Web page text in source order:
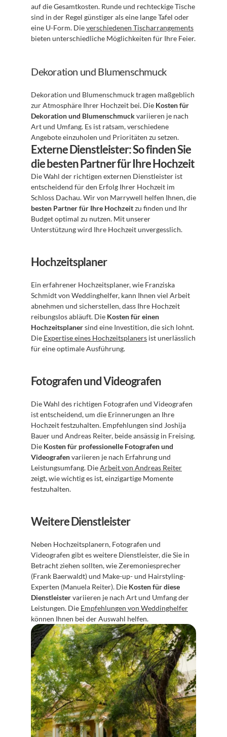
auf die Gesamtkosten. Runde und rechteckige Tische
sind in der Regel günstiger als eine lange Tafel oder
eine U-Form. Die verschiedenen Tischarrangements
bieten unterschiedliche Möglichkeiten für Ihre Feier.
Dekoration und Blumenschmuck
Dekoration und Blumenschmuck tragen maßgeblich
zur Atmosphäre Ihrer Hochzeit bei. Die Kosten für
Dekoration und Blumenschmuck variieren je nach
Art und Umfang. Es ist ratsam, verschiedene
Angebote einzuholen und Prioritäten zu setzen.
Externe Dienstleister: So finden Sie
die besten Partner für Ihre Hochzeit
Die Wahl der richtigen externen Dienstleister ist
entscheidend für den Erfolg Ihrer Hochzeit im
besten Partner für Ihre Hochzeit zu finden und Ihr
Budget optimal zu nutzen. Mit unserer
Unterstützung wird Ihre Hochzeit unvergesslich.
Hochzeitsplaner
Ein erfahrener Hochzeitsplaner, wie Franziska
Schmidt von Weddinghelfer, kann Ihnen viel Arbeit
abnehmen und sicherstellen, dass Ihre Hochzeit
reibungslos abläuft. Die Kosten für einen
Hochzeitsplaner sind eine Investition, die sich lohnt.
Die Expertise eines Hochzeitsplaners ist unerlässlich
für eine optimale Ausführung.
Fotografen und Videografen
Die Wahl des richtigen Fotografen und Videografen
ist entscheidend, um die Erinnerungen an Ihre
Hochzeit festzuhalten. Empfehlungen sind Joshija
Bauer und Andreas Reiter, beide ansässig in Freising.
Die Kosten für professionelle Fotografen und
Videografen variieren je nach Erfahrung und
Leistungsumfang. Die Arbeit von Andreas Reiter
zeigt, wie wichtig es ist, einzigartige Momente
festzuhalten.
Weitere Dienstleister
Neben Hochzeitsplanern, Fotografen und
Videografen gibt es weitere Dienstleister, die Sie in
Betracht ziehen sollten, wie Zeremoniesprecher
(Frank Baerwaldt) und Make-up- und Hairstyling-
Experten (Manuela Reiter). Die Kosten für diese
Dienstleister variieren je nach Art und Umfang der
Leistungen. Die Empfehlungen von Weddinghelfer
können Ihnen bei der Auswahl helfen.